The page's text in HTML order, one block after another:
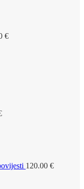
€
120.00 €